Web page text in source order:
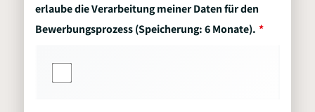
erlaube die Verarbeitung meiner Daten für den
Bewerbungsprozess (Speicherung: 6 Monate).